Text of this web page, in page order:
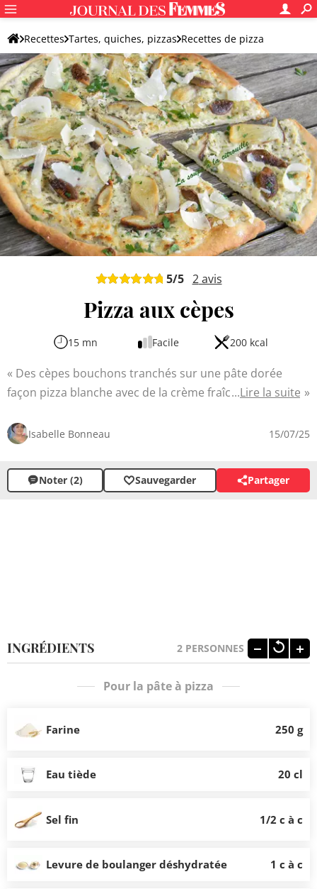
Recettes Tartes, quiches, pizzas Recettes de pizza
Pizza sauce blanche
5/5 2avis
Pizza aux cèpes
15 mn Facile 200 kcal
Des cèpes bouchons tranchés sur une pâte dorée
façon pizza blanche avec de la crème fraîche et une
pour servir, hum, divin ! L'automne est la saison idéale
pour déguster cette délicieuse pizza aux cèpes qui allie
douceur d'une pâte maison et saveur boisée des
champignons frais. Simple à réaliser, elle saura séduire
Lire la suite
Isabelle Bonneau 15/07/25
Noter (2) Sauvegarder Partager
INGRÉDIENTS 2 PERSONNES
Pour la pâte à pizza
Farine 250 g
Eau tiède 20 cl
Sel fin 1/2 c à c
Levure de boulanger déshydratée 1 c à c